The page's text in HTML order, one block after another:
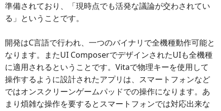
準備されており、「現時点でも活発な議論が交わされてい
る」ということです。
開発はC言語で行われ、一つのバイナリで全機種動作可能と
なります。またUI ComposerでデザインされたUIも全機種
に適用されるということです。Vitaで物理キーを使用して
操作するように設計されたアプリは、スマートフォンなど
ではオンスクリーンゲームパッドでの操作になります。あ
まり煩雑な操作を要するとスマートフォンでは対応出来な